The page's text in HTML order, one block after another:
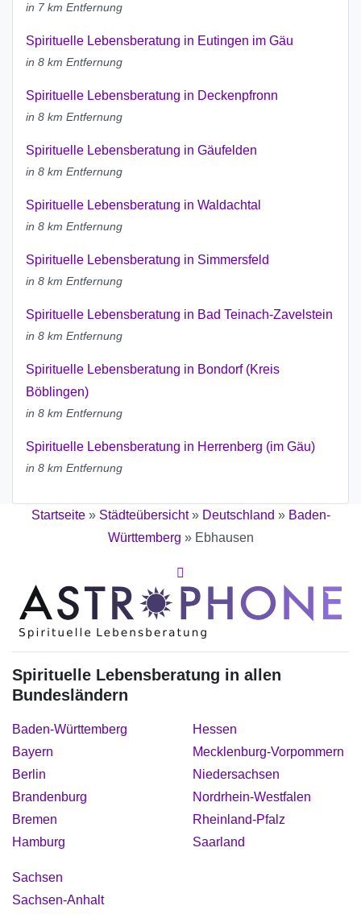
in 7 km Entfernung
Spirituelle Lebensberatung in Eutingen im Gäu
in 8 km Entfernung
Spirituelle Lebensberatung in Deckenpfronn
in 8 km Entfernung
Spirituelle Lebensberatung in Gäufelden
in 8 km Entfernung
Spirituelle Lebensberatung in Waldachtal
in 8 km Entfernung
Spirituelle Lebensberatung in Simmersfeld
in 8 km Entfernung
Spirituelle Lebensberatung in Bad Teinach-Zavelstein
in 8 km Entfernung
Spirituelle Lebensberatung in Bondorf (Kreis
Böblingen)
in 8 km Entfernung
Spirituelle Lebensberatung in Herrenberg (im Gäu)
in 8 km Entfernung
Startseite» Städteübersicht» Deutschland » Baden-
Württemberg » Ebhausen
Spirituelle Lebensberatung in allen
Bundesländern
Baden-Württemberg
Bayern
Berlin
Brandenburg
Bremen
Hamburg
Hessen
Mecklenburg-Vorpommern
Niedersachsen
Nordrhein-Westfalen
Rheinland-Pfalz
Saarland
Sachsen
Sachsen-Anhalt